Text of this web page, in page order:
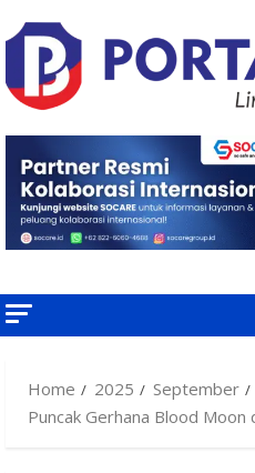
to
content
Home 2025 September
Puncak Gerhana Blood Moon